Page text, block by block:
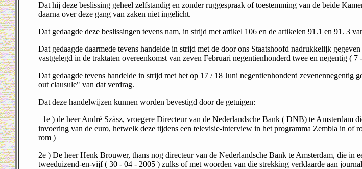
Dat hij deze beslissing geheel zelfstandig en zonder ruggespraak of toestemming van de beide
daarna over deze gang van zaken niet ingelicht.
Dat gedaagde deze beslissingen tevens nam, in strijd met artikel 106 en de artikelen 91.1 en 91. 3
Dat gedaagde daarmede tevens handelde in strijd met de door ons Staatshoofd nadrukkelijk
vastgelegd in de traktaten overeenkomst van zeven Februari negentienhonderd twee en negentig ( 7
Dat gedaagde tevens handelde in strijd met het op 17 / 18 Juni negentienhonderd zevenennegentig
out clausule" van dat verdrag.
Dat deze handelwijzen kunnen worden bevestigd door de getuigen:
1e ) de heer André Szàsz, vroegere Directeur van de Nederlandsche Bank ( DNB) te Amsterdam
invoering van de euro, hetwelk deze tijdens een televisie-interview in het pro­gramma Zembla in
rom )
2e ) De heer Henk Brouwer, thans nog directeur van de Nederland­sche Bank te Amsterdam, die
tweeduizend-en-vijf ( 30 - 04 - 2005 ) zulks of met woorden van die strek­king verklaarde aan